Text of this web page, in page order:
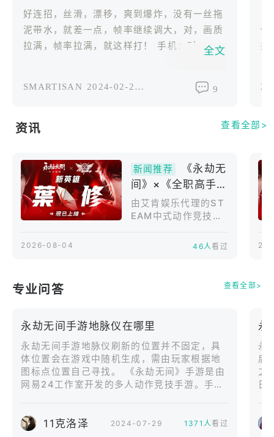
全开放的地图交互，使地图上所有角落均可自由到达
——充满无穷可能的飞索
每位角色都拥有全自由的飞索系统，所有场景元素、
狭路相逢？飞跃重重障碍，快速加入战场
埋伏起来？瞄准对手，瞬身偷袭
雄武的侠客、异域的刺客、神秘的盲剑士……
远道而来的英雄们，都透着历战的杀意
巨兽的残骸、破败的城镇、深邃的古寺……
打造宏大、独特的竞技舞台
我们倾情演绎
好连招，丝滑，漂移，爽到爆炸，没有一丝拖
泥带水，就差一点，帧率继续调大，对，画质
拉满，帧率拉满，就这样打！ 手机：对，就
全文
SMARTISAN 2024-02-28修改过 9
作
并
度
抱
鼓
总
个
资讯 查看全部>
新闻推荐
《永劫无
间》×《全职高手》
联动正式开启叶修
携千机伞强势登场
由艾肯娱乐代理的ST
EAM中式动作竞技游
气IP《全职高手》的
场。此外，联动限时
活动「星火燎原」、
赛季宝箱「千机神
杯」伴随多款限定外
观也全面上线。现在
玩家登入游戏还可免
原厂提供：《永劫无
2026-08-04 46人看过
专业问答 查看全部>
永劫无间手游地脉仪在哪里
永劫无间手游地脉仪刷新的位置并不固定，具
体位置会在游戏中随机生成，需由玩家根据地
图标点位置自己寻找。 《永劫无间》手游是由
网易24工作室开发的多人动作竞技手游。手游
战斗体验带到了移动端，同时加入了可实时语
11克洛泽 2024-07-29 1371人看过
永
永
后
之
日